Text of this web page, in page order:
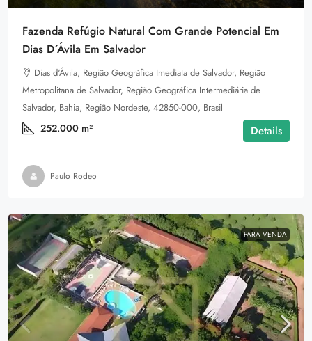
Fazenda Refúgio Natural Com Grande Potencial Em
Dias D´Ávila Em Salvador
Dias d'Ávila, Região Geográfica Imediata de Salvador, Região
Metropolitana de Salvador, Região Geográfica Intermediária de
Salvador, Bahia, Região Nordeste, 42850-000, Brasil
252.000 m² Details
Paulo Rodeo
PARA VENDA